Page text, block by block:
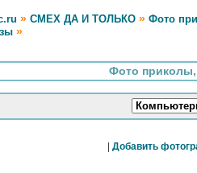
» СМЕХ ДА И ТОЛЬКО » Фото
»
Фото
Добавить